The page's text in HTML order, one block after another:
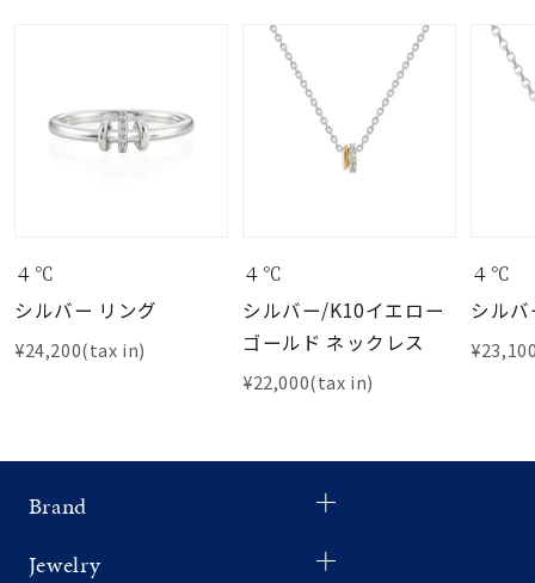
４℃
シルバー リング
¥24,200(tax in)
４℃
シルバー/K10イエロー
ゴールド ネックレス
¥22,000(tax in)
４℃
シル
Brand
Jewelry